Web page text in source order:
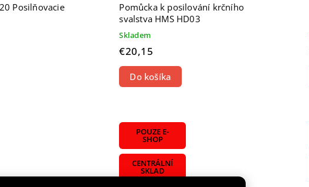
Posilňovacie
Pomůcka k posilování krčního
svalstva HMS HD03
Skladem
€20,15
Do košíka
POUZE E-
SHOP
CENTRÁLNÍ
SKLAD